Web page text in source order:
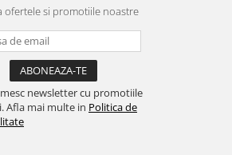
ofertele si promotiile noastre
newsletter cu promotiile
Afla mai multe in Politica de